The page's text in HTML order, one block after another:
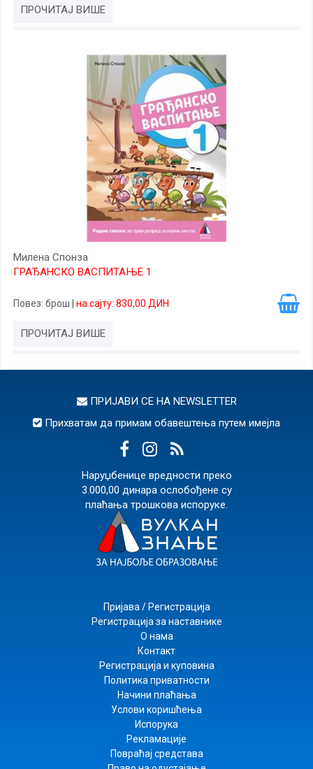
ПРОЧИТАЈ ВИШЕ
Милена Спонза
ГРАЂАНСКО ВАСПИТАЊЕ 1
Повез: брош на сајту: 830,00 ДИН
ПРОЧИТАЈ ВИШЕ
ПРИЈАВИ СЕ НА NEWSLETTER
Прихватам да примам обавештења путем имејла
Наруџбенице вредности преко
3.000,00 динара ослобођене су
плаћања трошкова испоруке.
Пријава / Регистрација
Регистрација за наставнике
О нама
Контакт
Регистрација и куповина
Политика приватности
Начини плаћања
Услови коришћења
Испорука
Рекламације
Повраћај средстава